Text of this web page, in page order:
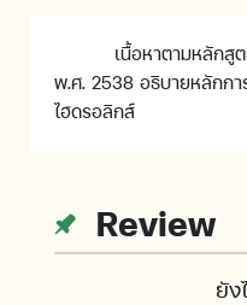
เนื้อหาตามหลักสู
พ.ศ. 2538 อธิบายหลักกา
ไฮดรอลิกส์
Review
ยัง